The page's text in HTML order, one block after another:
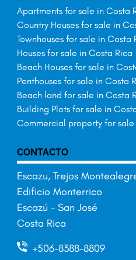
Apartments for sale in Costa
Country Houses for sale in
Townhouses for sale in Costa
Houses for sale in Costa Rica
Beach Houses for sale in
Penthouses for sale in Costa
Beach land for sale in Costa
Building Plots for sale in
Commercial property for sale
CONTACTO
Escazu, Trejos
Edificio Monterrico
Escazú – San José
Costa Rica
+506-8388-8809